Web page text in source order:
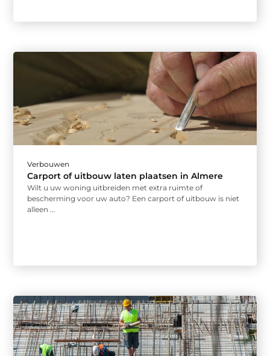
Verbouwen
Carport of uitbouw laten plaatsen in Almere
Wilt u uw woning uitbreiden met extra ruimte of
bescherming voor uw auto? Een carport of uitbouw is niet
alleen ...